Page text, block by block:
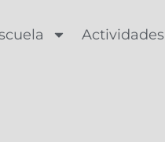
Actividades